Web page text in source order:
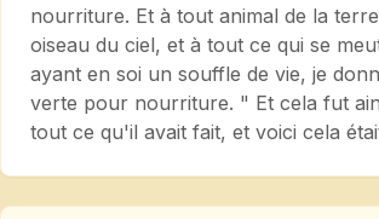
nourriture. Et à tout animal de la
oiseau du ciel, et à tout ce qui se
ayant en soi un souffle de vie, je
verte pour nourriture. " Et cela fut
tout ce qu'il avait fait, et voici cela